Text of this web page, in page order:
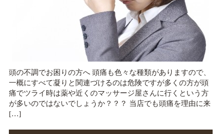
頭の不調でお困りの方へ 頭痛も色々な種類がありますので、
一概にすべて凝りと関連づけるのは危険ですが多くの方が頭
痛でツライ時は薬や近くのマッサージ屋さんに行くという方
が多いのではないでしょうか？？？ 当店でも頭痛を理由に来
[…]